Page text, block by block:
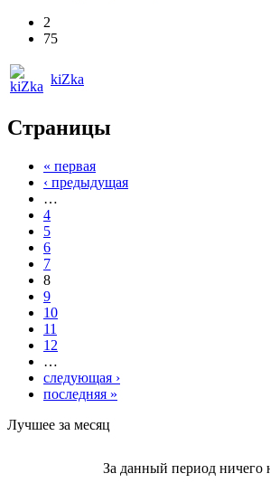
2
75
kiZka
Страницы
« первая
‹ предыдущая
…
4
5
6
7
8
9
10
11
12
…
следующая ›
последняя »
Лучшее за месяц
За данный период ничего